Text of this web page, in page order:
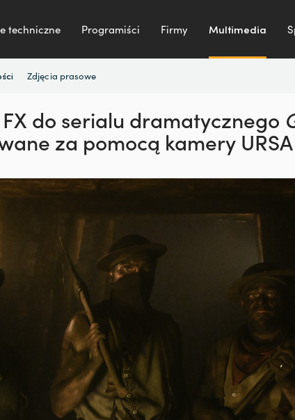
techniczne Programiści Firmy Multimedia
Zdjęcia prasowe
do serialu dramatycznego
za pomocą kamery